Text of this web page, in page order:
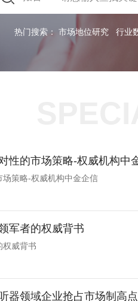
热门搜索： 市场地位研究 行业
性的市场策略-权威机构中
策略-权威机构中金企信
军者的权威背书
权威背书
器领域企业抢占市场制高点